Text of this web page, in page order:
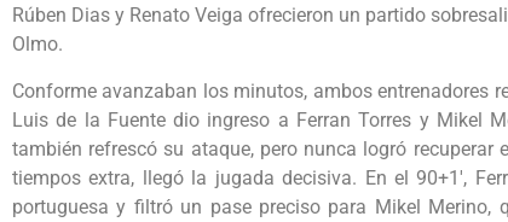
Rúben Dias y Renato Veiga ofrecieron un partido
Olmo.
Conforme avanzaban los minutos, ambos entrenadores
Luis de la Fuente dio ingreso a Ferran Torres y Mikel
también refrescó su ataque, pero nunca logró
tiempos extra, llegó la jugada decisiva. En el 90+1′,
portuguesa y filtró un pase preciso para Mikel Merino,